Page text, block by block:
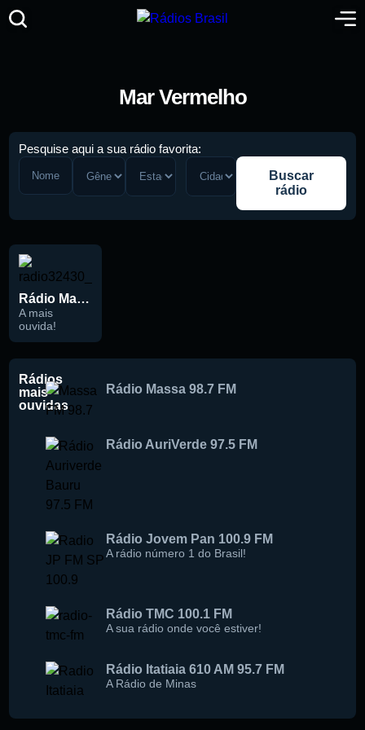
Mar Vermelho
Pesquise aqui a sua rádio favorita:
Buscar
rádio
Rádio Mar Vermelho 104.9 FM
A mais
ouvida!
Rádios
mais
ouvidas
Rádio Massa 98.7 FM
Rádio AuriVerde 97.5 FM
Rádio Jovem Pan 100.9 FM
A rádio número 1 do Brasil!
Rádio TMC 100.1 FM
A sua rádio onde você estiver!
Rádio Itatiaia 610 AM 95.7 FM
A Rádio de Minas